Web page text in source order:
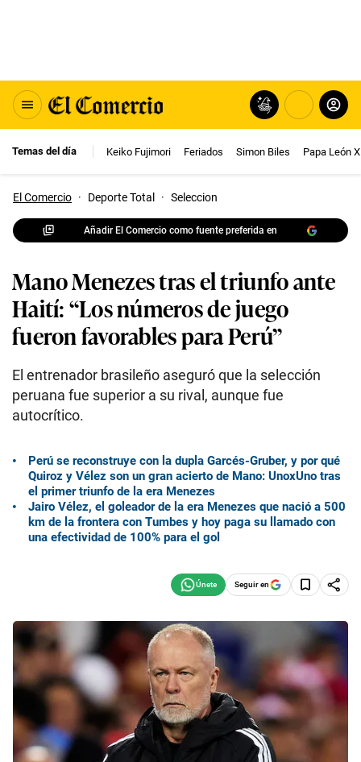
Temas del día Keiko Fujimori Feriados Simon Biles Papa León
El Comercio · Deporte Total · Seleccion
Añadir El Comercio como fuente preferida en
Mano Menezes tras el triunfo ante
Haití: “Los números de juego
fueron favorables para Perú”
El entrenador brasileño aseguró que la selección
peruana fue superior a su rival, aunque fue
autocrítico.
Perú se reconstruye con la dupla Garcés-Gruber, y por qué
Quiroz y Vélez son un gran acierto de Mano: UnoxUno tras
el primer triunfo de la era Menezes
Jairo Vélez, el goleador de la era Menezes que nació a 500
km de la frontera con Tumbes y hoy paga su llamado con
una efectividad de 100% para el gol
Seguir en